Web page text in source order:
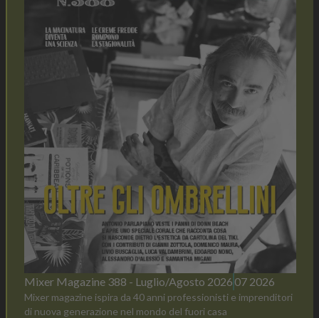
Mixer Magazine 388 - Luglio/Agosto 2026 07 2026
Mixer magazine ispira da 40 anni professionisti e imprenditori
di nuova generazione nel mondo del fuori casa